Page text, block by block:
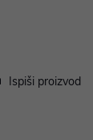
Ispiši proizvod